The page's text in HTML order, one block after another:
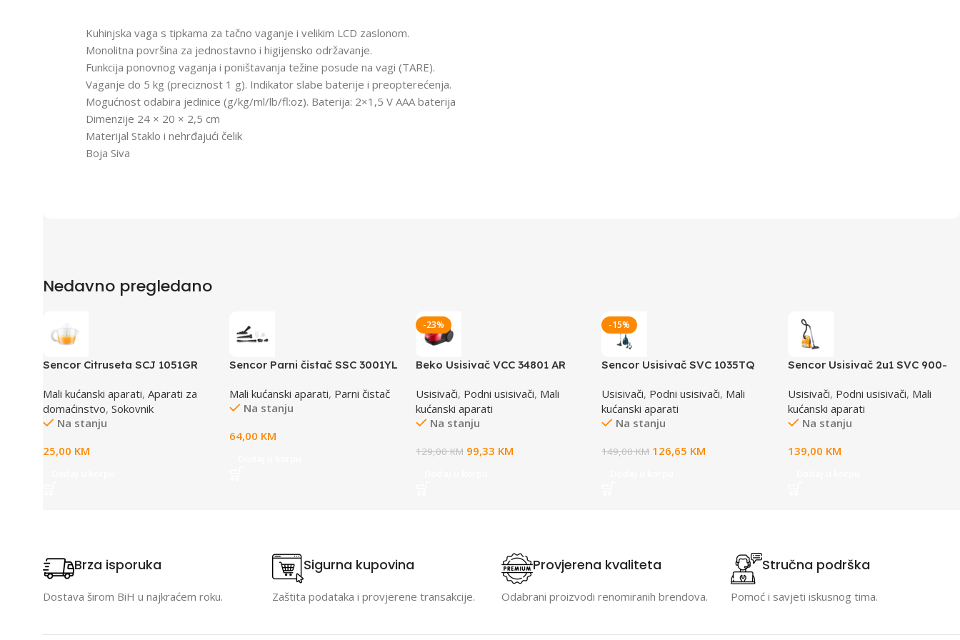
Kuhinjska vaga s tipkama za tačno vaganje i velikim LCD zaslonom.
Monolitna površina za jednostavno i higijensko održavanje.
Funkcija ponovnog vaganja i poništavanja težine posude na vagi (TARE).
Vaganje do 5 kg (preciznost 1 g). Indikator slabe baterije i preopterećenja.
Mogućnost odabira jedinice (g/kg/ml/lb/fl:oz). Baterija: 2×1,5 V AAA baterija
Dimenzije 24 × 20 × 2,5 cm
Materijal Staklo i nehrđajući čelik
Boja Siva
Nedavno pregledano
Sencor Citruseta SCJ 1051GR
Mali kućanski aparati, Aparati za
domaćinstvo, Sokovnik
Na stanju
25,00 KM
Sencor Parni čistač SSC 3001YL
Mali kućanski aparati, Parni čistač
Na stanju
64,00 KM
-23%
Beko Usisivač VCC 34801 AR
Usisivači, Podni usisivači, Mali
kućanski aparati
Na stanju
129,00KM 99,33 KM
-15%
Sencor Usisivač SVC 1035TQ
Usisivači, Podni usisivači, Mali
kućanski aparati
Na stanju
149,00KM 126,65 KM
Sencor Usisivač 2u1 SVC 900-
Usisivači, Podni usisivači, Mali
kućanski aparati
Na stanju
139,00 KM
Brza isporuka
Dostava širom BiH u najkraćem roku.
Sigurna kupovina
Zaštita podataka i provjerene transakcije.
Provjerena kvaliteta
Odabrani proizvodi renomiranih brendova.
Stručna podrška
Pomoć i savjeti iskusnog tima.